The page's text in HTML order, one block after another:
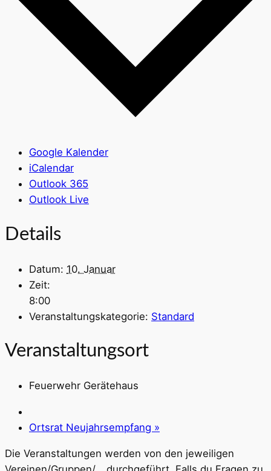
Google Kalender
iCalendar
Outlook 365
Outlook Live
Details
Datum: 10. Januar
Zeit:
8:00
Veranstaltungskategorie: Standard
Veranstaltungsort
Feuerwehr Gerätehaus
Ortsrat Neujahrsempfang »
Die Veranstaltungen werden von den jeweiligen